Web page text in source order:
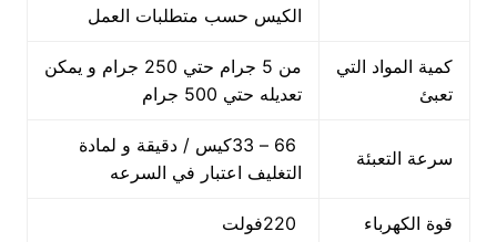
الكيس حسب متطلبات العمل
كمية المواد التي
تعبئ
من 5 جرام حتي 250 جرام و يمكن
تعديله حتي 500 جرام
سرعة التعبئة
66 – 33كيس / دقيقة و لمادة
التغليف اعتبار في السرعه
قوة الكهرباء